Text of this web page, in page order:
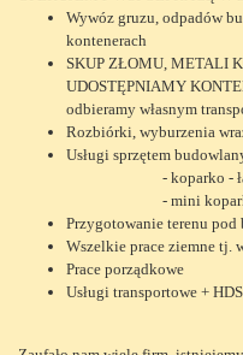
Wywóz gruzu, odpadów
kontenerach
SKUP ZŁOMU, METALI
UDOSTĘPNIAMY
odbieramy własnym
Rozbiórki, wyburzenia
Usługi sprzętem
- koparko -
- mini
Przygotowanie terenu pod
Wszelkie prace ziemne tj.
Prace porządkowe
Usługi transportowe +